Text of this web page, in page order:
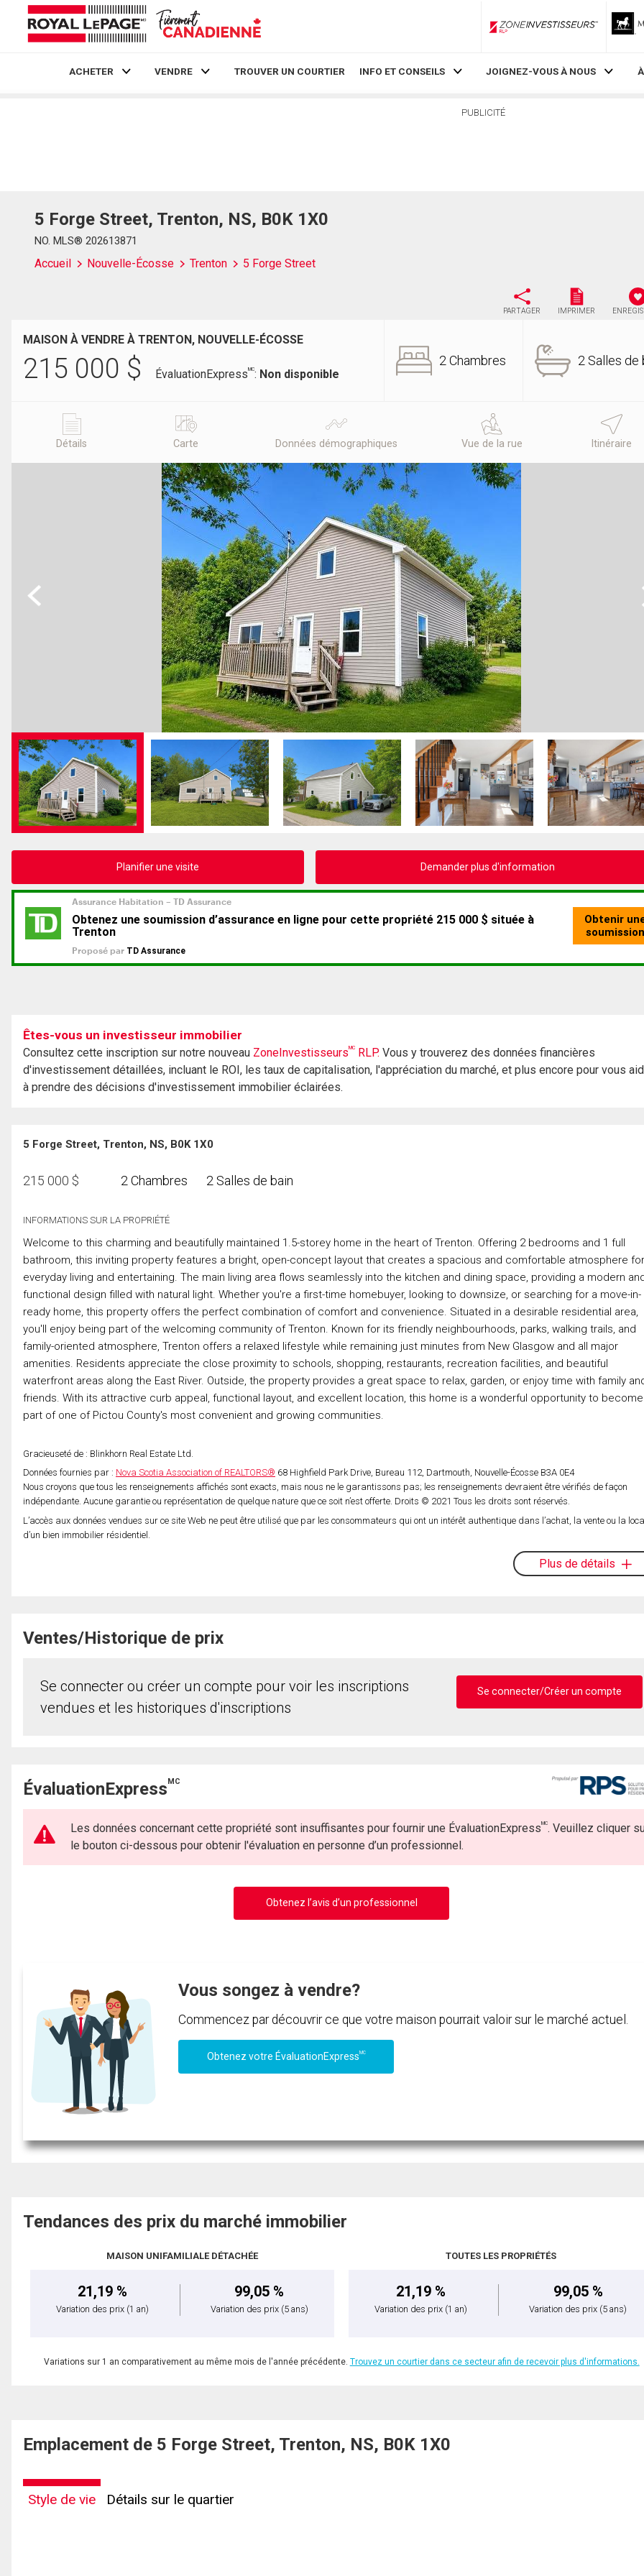
ZoneInvestisseurs RLP
ACHETER VENDRE TROUVER UN COURTIER INFO ET CONSEILS JOIGNEZ-VOUS À NOUS
PUBLICITÉ
5 Forge Street, Trenton, NS, B0K 1X0
NO. MLS® 202613871
Accueil Nouvelle-Écosse Trenton 5 Forge Street
PARTAGER IMPRIMER
MAISON À VENDRE À TRENTON, NOUVELLE-ÉCOSSE
215 000 $ ÉvaluationExpressMC: Non disponible
2 Chambres 2 Salles de
Détails Carte Données démographiques Vue de la rue Itinéraire
Previous
Planifier une visite Demander plus d'information
Êtes-vous un investisseur immobilier
Consultez cette inscription sur notre nouveau ZoneInvestisseursMC RLP. Vous y trouverez des données financières
d'investissement détaillées, incluant le ROI, les taux de capitalisation, l'appréciation du marché, et plus encore pour vous
à prendre des décisions d'investissement immobilier éclairées.
5 Forge Street, Trenton, NS, B0K 1X0
215 000 $ 2 Chambres 2 Salles de bain
INFORMATIONS SUR LA PROPRIÉTÉ
Welcome to this charming and beautifully maintained 1.5-storey home in the heart of Trenton. Offering 2 bedrooms and 1 full
bathroom, this inviting property features a bright, open-concept layout that creates a spacious and comfortable atmosphere for
everyday living and entertaining. The main living area flows seamlessly into the kitchen and dining space, providing a modern
functional design filled with natural light. Whether you're a first-time homebuyer, looking to downsize, or searching for a move-in-
ready home, this property offers the perfect combination of comfort and convenience. Situated in a desirable residential area,
you'll enjoy being part of the welcoming community of Trenton. Known for its friendly neighbourhoods, parks, walking trails, and
family-oriented atmosphere, Trenton offers a relaxed lifestyle while remaining just minutes from New Glasgow and all major
amenities. Residents appreciate the close proximity to schools, shopping, restaurants, recreation facilities, and beautiful
waterfront areas along the East River. Outside, the property provides a great space to relax, garden, or enjoy time with family
friends. With its attractive curb appeal, functional layout, and excellent location, this home is a wonderful opportunity to become
part of one of Pictou County's most convenient and growing communities.
Gracieuseté de : Blinkhorn Real Estate Ltd.
Données fournies par : Nova Scotia Association of REALTORS® 68 Highfield Park Drive, Bureau 112, Dartmouth, Nouvelle-Écosse B3A 0E4
Nous croyons que tous les renseignements affichés sont exacts, mais nous ne le garantissons pas; les renseignements devraient être vérifiés de façon
indépendante. Aucune garantie ou représentation de quelque nature que ce soit n’est offerte. Droits © 2021 Tous les droits sont réservés.
L’accès aux données vendues sur ce site Web ne peut être utilisé que par les consommateurs qui ont un intérêt authentique dans l’achat, la vente ou la
d’un bien immobilier résidentiel.
Plus de détails
Ventes/Historique de prix
Se connecter ou créer un compte pour voir les inscriptions
vendues et les historiques d'inscriptions
Se connecter/Créer un compte
ÉvaluationExpress MC
Les données concernant cette propriété sont insuffisantes pour fournir une ÉvaluationExpressMC. Veuillez cliquer
le bouton ci-dessous pour obtenir l'évaluation en personne d’un professionnel.
Obtenez l’avis d’un professionnel
Vous songez à vendre?
Commencez par découvrir ce que votre maison pourrait valoir sur le marché actuel.
Obtenez votre ÉvaluationExpressMC
Tendances des prix du marché immobilier
MAISON UNIFAMILIALE DÉTACHÉE
21,19 %
Variation des prix (1 an)
99,05 %
Variation des prix (5 ans)
TOUTES LES PROPRIÉTÉS
21,19 %
Variation des prix (1 an)
99,05 %
Variation des prix (5 ans)
Variations sur 1 an comparativement au même mois de l'année précédente. Trouvez un courtier dans ce secteur afin de recevoir plus d'informations.
Emplacement de 5 Forge Street, Trenton, NS, B0K 1X0
Style de vie Détails sur le quartier